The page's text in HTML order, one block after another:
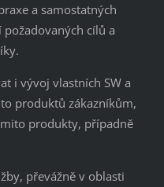
a samostatných
cílů a
i vývoj vlastních SW a
produktů zákazníkům,
produkty, případně
převážně v oblasti